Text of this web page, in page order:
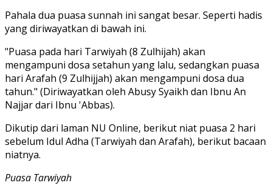
Pahala dua puasa sunnah ini sangat besar. Seperti hadis
yang diriwayatkan di bawah ini.
"Puasa pada hari Tarwiyah (8 Zulhijah) akan
mengampuni dosa setahun yang lalu, sedangkan puasa
hari Arafah (9 Zulhijjah) akan mengampuni dosa dua
tahun." (Diriwayatkan oleh Abusy Syaikh dan Ibnu An
Najjar dari Ibnu 'Abbas).
Dikutip dari laman NU Online, berikut niat puasa 2 hari
sebelum Idul Adha (Tarwiyah dan Arafah), berikut bacaan
niatnya.
Puasa Tarwiyah